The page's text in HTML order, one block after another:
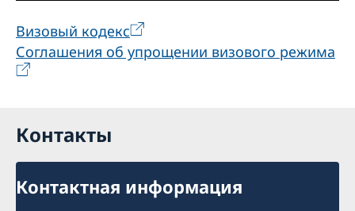
Визовый кодекс
Соглашения об упрощении визового режима
Контакты
Контактная информация